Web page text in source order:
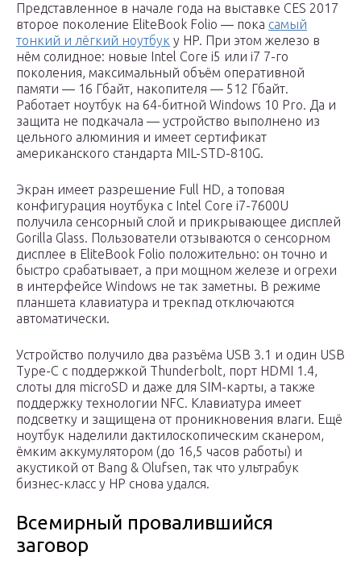
Представленное в начале года на выставке CES 2017
второе поколение EliteBook Folio — пока самый
тонкий и лёгкий ноутбук у HP. При этом железо в
нём солидное: новые Intel Core i5 или i7 7-го
поколения, максимальный объём оперативной
памяти — 16 Гбайт, накопителя — 512 Гбайт.
Работает ноутбук на 64-битной Windows 10 Pro. Да и
защита не подкачала — устройство выполнено из
цельного алюминия и имеет сертификат
американского стандарта MIL-STD-810G.
Экран имеет разрешение Full HD, а топовая
конфигурация ноутбука с Intel Core i7-7600U
получила сенсорный слой и прикрывающее дисплей
Gorilla Glass. Пользователи отзываются о сенсорном
дисплее в EliteBook Folio положительно: он точно и
быстро срабатывает, а при мощном железе и огрехи
в интерфейсе Windows не так заметны. В режиме
планшета клавиатура и трекпад отключаются
автоматически.
Устройство получило два разъёма USB 3.1 и один USB
Type-C с поддержкой Thunderbolt, порт HDMI 1.4,
слоты для microSD и даже для SIM-карты, а также
поддержку технологии NFC. Клавиатура имеет
подсветку и защищена от проникновения влаги. Ещё
ноутбук наделили дактилоскопическим сканером,
ёмким аккумулятором (до 16,5 часов работы) и
акустикой от Bang & Olufsen, так что ультрабук
бизнес-класс у HP снова удался.
Всемирный провалившийся
заговор